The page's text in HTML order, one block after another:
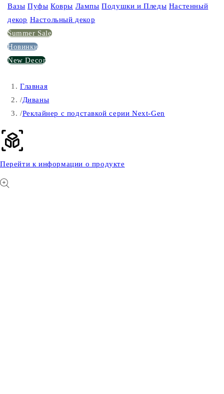
Вазы Пуфы Ковры Лампы Подушки и Пледы Настенный
декор Настольный декор
Summer Sale
Новинки
New Decor
Главная
/Диваны
/Реклайнер с подставкой серии Next-Gen
Перейти к информации о продукте